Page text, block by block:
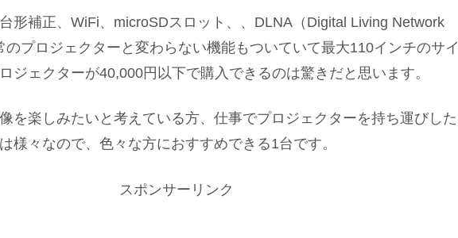
形補正、WiFi、microSDスロット、、DLNA（Digital Living Network
のプロジェクターと変わらない機能もついていて最大110インチのサイ
ジェクターが40,000円以下で購入できるのは驚きだと思います。
を楽しみたいと考えている方、仕事でプロジェクターを持ち運びした
様々なので、色々な方におすすめできる1台です。
スポンサーリンク